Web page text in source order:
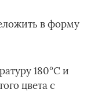
в форму
180°С и
цвета с